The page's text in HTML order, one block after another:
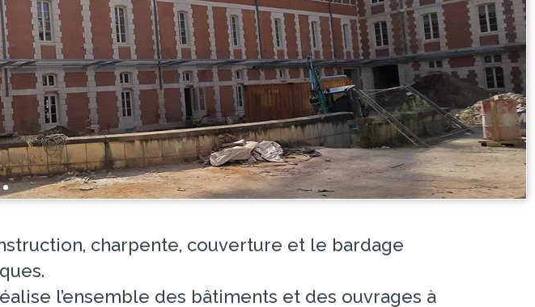
charpente, couverture et le bardage
l’ensemble des bâtiments et des ouvrages à